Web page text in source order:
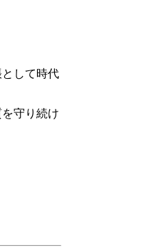
して時代
守り続け